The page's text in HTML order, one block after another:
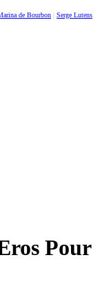
de Bourbon Serge Lutens
Pour